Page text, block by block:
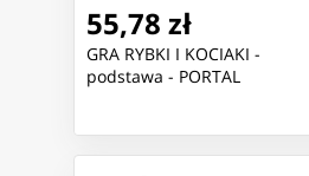
55,78 zł
GRA RYBKI I KOCIAKI -
podstawa - PORTAL